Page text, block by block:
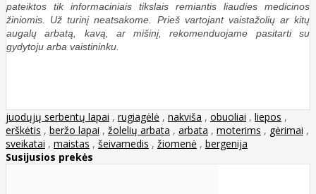
pateiktos tik informaciniais tikslais remiantis liaudies medicinos
žiniomis. Už turinį neatsakome. Prieš vartojant vaistažolių ar kitų
augalų arbatą, kavą, ar mišinį, rekomenduojame pasitarti su
gydytoju arba vaistininku.
juodųjų serbentų lapai , rugiagėlė , nakviša , obuoliai , liepos ,
erškėtis , beržo lapai , žolelių arbata , arbata , moterims , gėrimai ,
sveikatai , maistas , šeivamedis , žiomenė , bergenija
Susijusios prekės